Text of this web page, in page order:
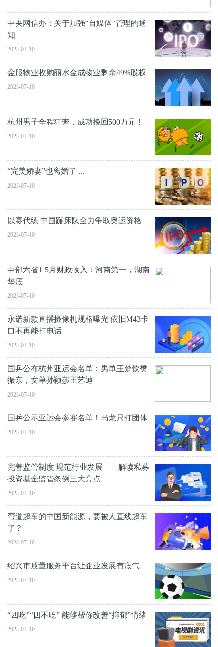
中央网信办：关于加强“自媒体”管理的通
知
2023-07-10
金服物业收购丽水金成物业剩余49%股权
2023-07-10
杭州男子全程狂奔，成功挽回500万元！
2023-07-10
“完美娇妻”也离婚了 ...
2023-07-10
以赛代练 中国蹦床队全力争取奥运资格
2023-07-10
中部六省1-5月财政收入：河南第一，湖南
垫底
2023-07-10
永诺新款直播摄像机规格曝光 依旧M43卡
口不再能打电话
2023-07-10
国乒公布杭州亚运会名单：男单王楚钦樊
振东，女单孙颖莎王艺迪
2023-07-10
国乒公示亚运会参赛名单！马龙只打团体
2023-07-10
完善监管制度 规范行业发展——解读私募
投资基金监管条例三大亮点
2023-07-10
弯道超车的中国新能源，要被人直线超车
了？
2023-07-10
绍兴市质量服务平台让企业发展有底气
2023-07-10
“四吃”“四不吃” 能够帮你改善“抑郁”情绪
2023-07-10